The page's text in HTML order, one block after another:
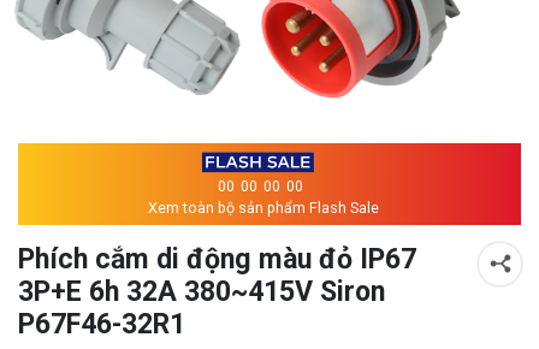
00 00 00 00
Xem toàn bộ sản phẩm Flash Sale
Phích cắm di động màu đỏ IP67
3P+E 6h 32A 380~415V Siron
P67F46-32R1